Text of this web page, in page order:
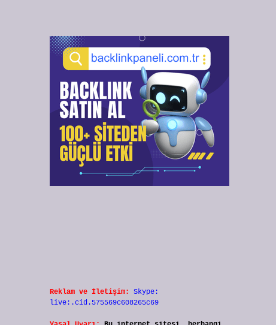
Reklam ve İletişim:
Skype:
live:.cid.575569c608265c69